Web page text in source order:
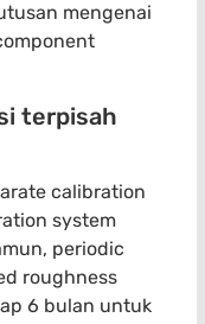
mengenai
terpisah
calibration
system
periodic
roughness
6 bulan untuk